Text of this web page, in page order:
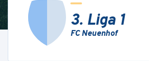
3. Liga 1
FC Neuenhof